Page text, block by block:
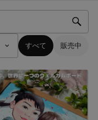
すべて 販売中